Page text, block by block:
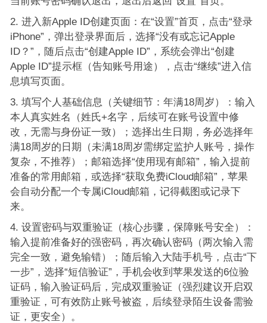
进入新Apple ID创建页面：在“设置”首页，点击“登录
iPhone”，弹出登录界面后，选择“没有或忘记Apple
ID？”，随后点击“创建Apple ID”，系统会弹出“创建
Apple ID”提示框（告知账号用途），点击“继续”进入信
息填写页面。
填写个人基础信息（关键细节：年满18周岁）：输入
本人真实姓名（姓氏+名字，后续可在账号设置中修
改，无需与身份证一致）；选择出生日期，务必选择年
满18周岁的日期（未满18周岁需绑定监护人账号，操作
复杂，不推荐）；邮箱选择“使用现有邮箱”，输入提前
准备的常用邮箱，或选择“获取免费iCloud邮箱”，苹果
会自动分配一个专属iCloud邮箱，记得截图或记录下
来。
设置密码与双重验证（核心步骤，保障账号安全）：
输入提前准备好的强密码，再次确认密码（两次输入需
完全一致，避免输错）；随后输入大陆手机号，点击“下
一步”，选择“短信验证”，手机会收到苹果发送的6位验
证码，输入验证码后，完成双重验证（强烈建议开启双
重验证，可有效防止账号被盗，后续登录陌生设备需验
证，更安全）。